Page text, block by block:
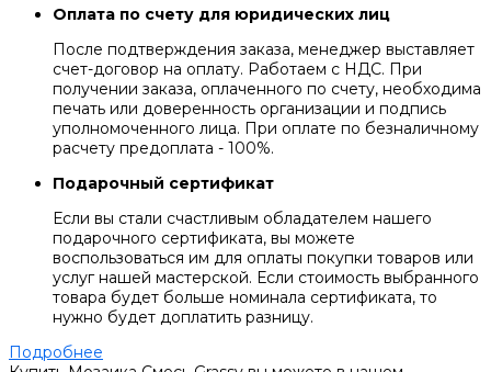
Оплата по счету для юридических лиц
После подтверждения заказа, менеджер выставляет
счет-договор на оплату. Работаем с НДС. При
получении заказа, оплаченного по счету, необходима
печать или доверенность организации и подпись
уполномоченного лица. При оплате по безналичному
расчету предоплата - 100%.
Подарочный сертификат
Если вы стали счастливым обладателем нашего
подарочного сертификата, вы можете
воспользоваться им для оплаты покупки товаров или
услуг нашей мастерской. Если стоимость выбранного
товара будет больше номинала сертификата, то
нужно будет доплатить разницу.
Подробнее